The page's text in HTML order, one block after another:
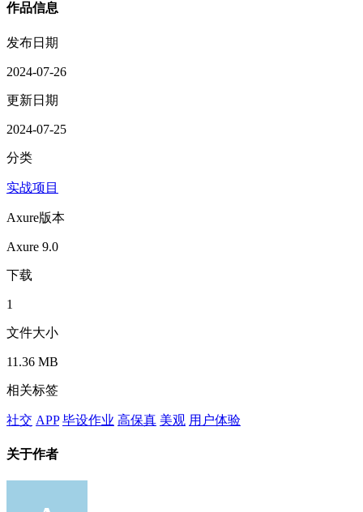
作品信息
发布日期
2024-07-26
更新日期
2024-07-25
分类
实战项目
Axure版本
Axure 9.0
下载
1
文件大小
11.36 MB
相关标签
社交 APP 毕设作业 高保真 美观 用户体验
关于作者